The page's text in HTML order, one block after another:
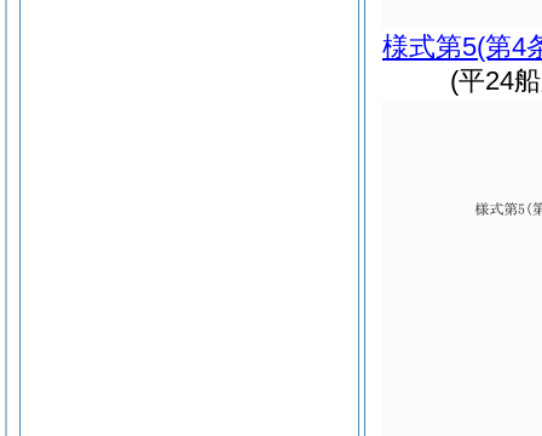
様式第5(第4
(平24